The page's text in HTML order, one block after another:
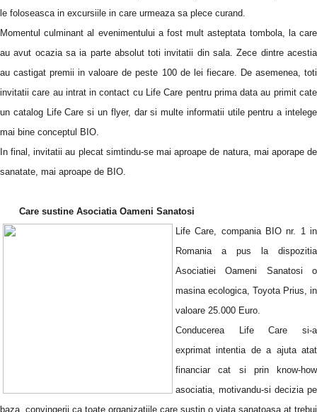
le foloseasca in excursiile in care urmeaza sa plece curand.
Momentul culminant al evenimentului a fost mult asteptata tombola, la care
au avut ocazia sa ia parte absolut toti invitatii din sala. Zece dintre acestia
au castigat premii in valoare de peste 100 de lei fiecare. De asemenea, toti
invitatii care au intrat in contact cu Life Care pentru prima data au primit cate
un catalog Life Care si un flyer, dar si multe informatii utile pentru a intelege
mai bine conceptul BIO.
In final, invitatii au plecat simtindu-se mai aproape de natura, mai aporape de
sanatate, mai aproape de BIO.
Care sustine Asociatia Oameni Sanatosi
Life Care, compania BIO nr. 1 in
Romaniaa pus la dispozitia
Asociatiei Oameni Sanatosi o
masina ecologica, Toyota Prius, in
valoare 25.000 Euro.
Conducerea Life Care si-a
exprimat intentia de a ajuta atat
financiar cat si prin know-how
asociatia, motivandu-si decizia pe
baza convingerii ca toate organizatiile care sustin o viata sanatoasa at trebui